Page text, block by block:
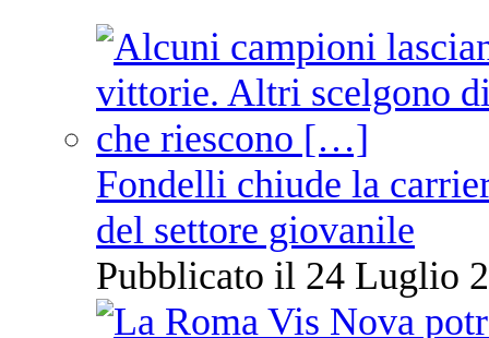
Fondelli chiude la
del settore giovanile
Pubblicato il 24 Luglio